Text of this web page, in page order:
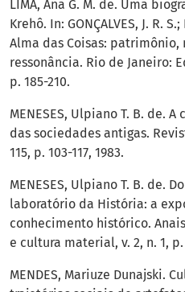
LIMA, Ana G. M. de. Uma
Krehô. In: GONÇALVES, J. R.
Alma das Coisas:
ressonância. Rio de Janeiro:
p. 185-210.
MENESES, Ulpiano T. B. de.
das sociedades antigas.
115, p. 103-117, 1983.
MENESES, Ulpiano T. B. de.
laboratório da História: a
conhecimento histórico.
e cultura material, v. 2, n. 1, p.
MENDES, Mariuze Dunajski.